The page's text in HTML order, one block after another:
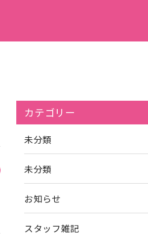
カテゴリー
未分類
未分類
お知らせ
スタッフ雑記